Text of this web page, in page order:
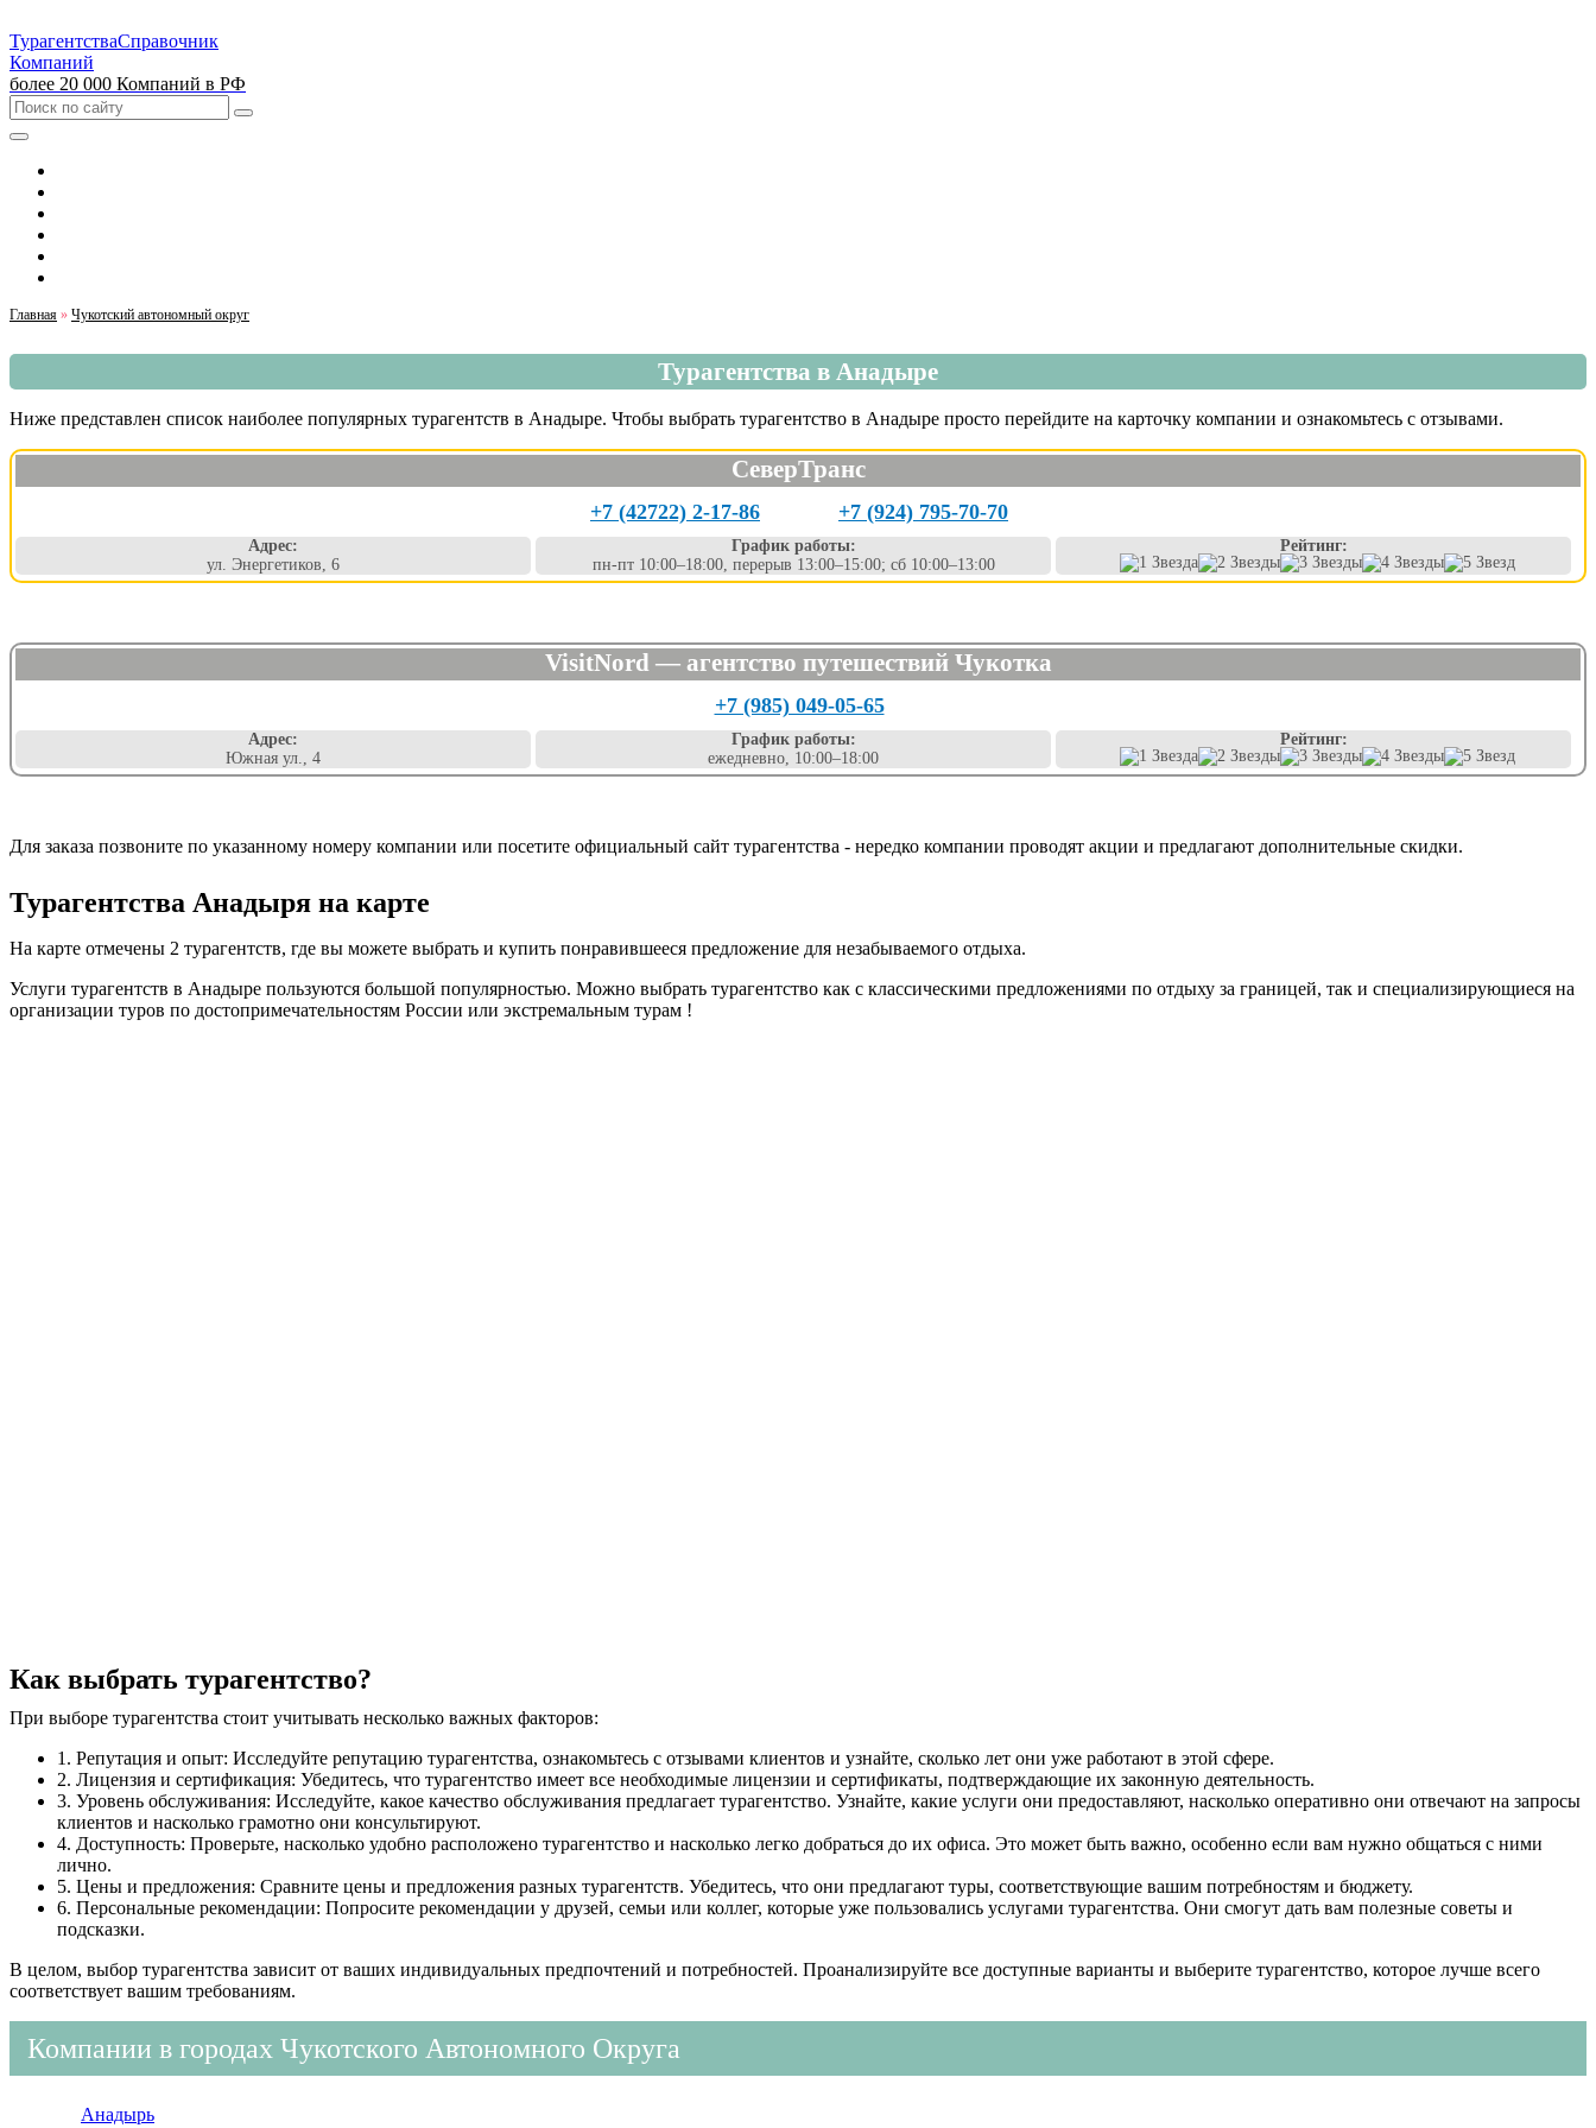
ТурагентстваСправочник
Компаний
более 20 000 Компаний в РФ
Главная » Чукотский автономный округ
Турагентства в Анадыре
Ниже представлен список наиболее популярных турагентств в Анадыре. Чтобы выбрать турагентство в Анадыре просто перейдите на карточку компании и ознакомьтесь с отзывами.
СеверТранс
+7 (42722) 2-17-86 +7 (924) 795-70-70
Адрес:
ул. Энергетиков, 6
График работы:
пн-пт 10:00–18:00, перерыв 13:00–15:00; сб 10:00–13:00
Рейтинг:
VisitNord — агентство путешествий Чукотка
+7 (985) 049-05-65
Адрес:
Южная ул., 4
График работы:
ежедневно, 10:00–18:00
Рейтинг:
Для заказа позвоните по указанному номеру компании или посетите официальный сайт турагентства - нередко компании проводят акции и предлагают дополнительные скидки.
Турагентства Анадыря на карте
На карте отмечены 2 турагентств, где вы можете выбрать и купить понравившееся предложение для незабываемого отдыха.
Услуги турагентств в Анадыре пользуются большой популярностью. Можно выбрать турагентство как с классическими предложениями по отдыху за границей, так и специализирующиеся на
организации туров по достопримечательностям России или экстремальным турам !
Как выбрать турагентство?
При выборе турагентства стоит учитывать несколько важных факторов:
1. Репутация и опыт: Исследуйте репутацию турагентства, ознакомьтесь с отзывами клиентов и узнайте, сколько лет они уже работают в этой сфере.
2. Лицензия и сертификация: Убедитесь, что турагентство имеет все необходимые лицензии и сертификаты, подтверждающие их законную деятельность.
3. Уровень обслуживания: Исследуйте, какое качество обслуживания предлагает турагентство. Узнайте, какие услуги они предоставляют, насколько оперативно они отвечают на запросы
клиентов и насколько грамотно они консультируют.
4. Доступность: Проверьте, насколько удобно расположено турагентство и насколько легко добраться до их офиса. Это может быть важно, особенно если вам нужно общаться с ними
лично.
5. Цены и предложения: Сравните цены и предложения разных турагентств. Убедитесь, что они предлагают туры, соответствующие вашим потребностям и бюджету.
6. Персональные рекомендации: Попросите рекомендации у друзей, семьи или коллег, которые уже пользовались услугами турагентства. Они смогут дать вам полезные советы и
подсказки.
В целом, выбор турагентства зависит от ваших индивидуальных предпочтений и потребностей. Проанализируйте все доступные варианты и выберите турагентство, которое лучше всего
соответствует вашим требованиям.
Компании в городах Чукотского Автономного Округа
Анадырь